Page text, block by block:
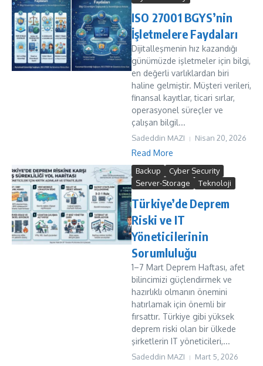
ISO 27001 BGYS’nin
İşletmelere Faydaları
Dijitalleşmenin hız kazandığı
günümüzde işletmeler için bilgi,
en değerli varlıklardan biri
haline gelmiştir. Müşteri verileri,
finansal kayıtlar, ticari sırlar,
operasyonel süreçler ve
çalışan bilgil...
Sadeddin MAZI Nisan 20, 2026
Read More
Backup
Cyber Security
Server-Storage
Teknoloji
Türkiye’de Deprem
Riski ve IT
Yöneticilerinin
Sorumluluğu
1–7 Mart Deprem Haftası, afet
bilincimizi güçlendirmek ve
hazırlıklı olmanın önemini
hatırlamak için önemli bir
fırsattır. Türkiye gibi yüksek
deprem riski olan bir ülkede
şirketlerin IT yöneticileri,...
Sadeddin MAZI Mart 5, 2026